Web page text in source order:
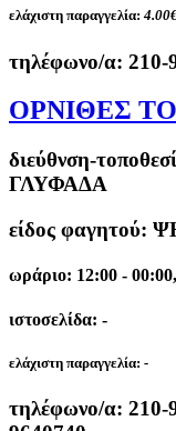
ελάχιστη παραγγελία:
τηλέφωνο/α: 210-
ΟΡΝΙΘΕΣ
διεύθνση-
ΓΛΥΦΑΔΑ
είδος
ωράριο: 12:00 -
ιστοσελίδα: -
ελάχιστη παραγγελία: -
τηλέφωνο/α: 210-